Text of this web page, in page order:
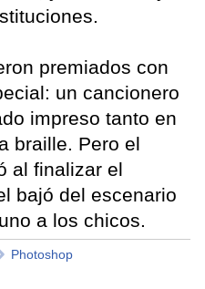
premiados con
un cancionero
impreso tanto en
braille. Pero el
al finalizar el
bajó del escenario
a los chicos.
Photoshop